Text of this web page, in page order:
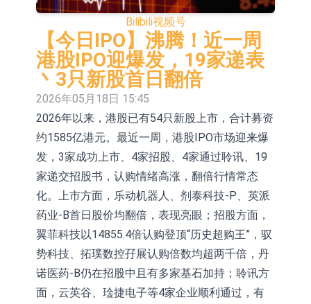
场为主 并已取得欧美相关认证
上交所：财通多策略福鑫定期开放灵
活配置混合型发起式证券投资基金临
时停牌
上交所：景顺长城全球半导体芯片产
业股票型证券投资基金临时停牌
【异动股】港股跌幅榜前十，卡森国
际(00496.HK)跌22.40%，九福来
(08611.HK)跌21.01%
【异动股】港股涨幅榜前十，拿森科
技(02261.HK)涨+75.05%，辰兴发展
(02286.HK)涨+64.91%
神火股份：新疆神火铝水转化率已
100%
【异动股】焦炭Ⅲ板块下挫，陕西黑
猫(601015.CN)跌8.38%
浙江证监局对财通证券股份有限公司
采取出具警示函措施
山金国际：港股上市工作正常推进中
【异动股】港股跌幅榜前十，九福来
(08611.HK)跌21.43%，天瑞汽车内饰
(06162.HK)跌18.44%
Bilibili视频号
【今日IPO】沸腾！近一周
港股IPO迎爆发，19家递表
丶3只新股首日翻倍
2026年05月18日 15:45
2026年以来，港股已有54只新股上市，合计募资
约1585亿港元。最近一周，港股IPO市场迎来爆
发，3家成功上市、4家招股、4家通过聆讯、19
家递交招股书，认购情绪高涨，翻倍行情常态
化。上市方面，乐动机器人、剂泰科技-P、英派
药业-B首日股价均翻倍，表现亮眼；招股方面，
翼菲科技以14855.4倍认购登顶“历史超购王”，驭
势科技、拓璞数控孖展认购倍数均超两千倍，丹
诺医药-B仍在招股中且有多家基石加持；聆讯方
面，云英谷、琻捷电子等4家企业顺利通过，有